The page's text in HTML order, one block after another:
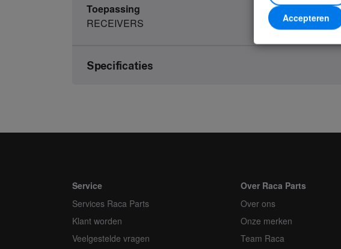
Toepassing
RECEIVERS
Specificaties
Artikelnummer
2305249
Eenheid
Minimale bestelhoeveelheid
Orderveelvoud
Accepteren
Service
Services Raca Parts
Klant worden
Veelgestelde vragen
Over Raca Parts
Over ons
Onze merken
Team Raca